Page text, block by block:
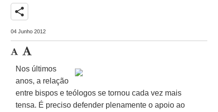
share
04 Junho 2012
Nos últimos
anos, a relação
entre bispos e teólogos se tornou cada vez mais
tensa. É preciso defender plenamente o apoio ao